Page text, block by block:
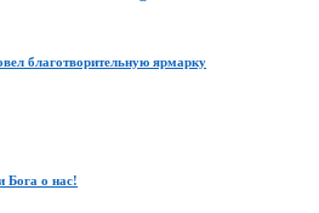
благотворительную ярмарку
Бога о нас!